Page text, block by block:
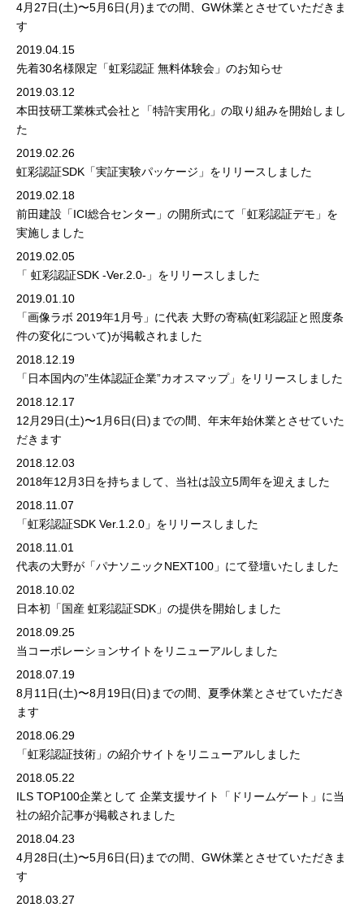
4月27日(土)〜5月6日(月)までの間、GW休業とさせていただきま
す
2019.04.15
先着30名様限定「虹彩認証 無料体験会」のお知らせ
2019.03.12
本田技研工業株式会社と「特許実用化」の取り組みを開始しまし
た
2019.02.26
虹彩認証SDK「実証実験パッケージ」をリリースしました
2019.02.18
前田建設「ICI総合センター」の開所式にて「虹彩認証デモ」を
実施しました
2019.02.05
「 虹彩認証SDK -Ver.2.0-」をリリースしました
2019.01.10
「画像ラボ 2019年1月号」 に代表 大野の寄稿(虹彩認証と照度条
件の変化について)が掲載されました
2018.12.19
「日本国内の”生体認証企業”カオスマップ」をリリースしました
2018.12.17
12月29日(土)〜1月6日(日)までの間、年末年始休業とさせていた
だきます
2018.12.03
2018年12月3日を持ちまして、当社は設立5周年を迎えました
2018.11.07
「虹彩認証SDK Ver.1.2.0」をリリースしました
2018.11.01
代表の大野が「パナソニックNEXT100」にて登壇いたしました
2018.10.02
日本初「国産 虹彩認証SDK」の提供を開始しました
2018.09.25
当コーポレーションサイトをリニューアルしました
2018.07.19
8月11日(土)〜8月19日(日)までの間、夏季休業とさせていただき
ます
2018.06.29
「虹彩認証技術」 の紹介サイトをリニューアルしました
2018.05.22
ILS TOP100企業として 企業支援サイト「ドリームゲート」 に当
社の紹介記事が掲載されました
2018.04.23
4月28日(土)〜5月6日(日)までの間、GW休業とさせていただきま
す
2018.03.27